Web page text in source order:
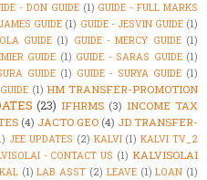
- DON GUIDE (1) GUIDE - FULL MARKS
GUIDE (1) GUIDE - JESVIN GUIDE (1)
GUIDE (1) GUIDE - MERCY GUIDE (1)
GUIDE (1) GUIDE - SARAS GUIDE (1)
GUIDE (1) GUIDE - SURYA GUIDE (1)
(1) HM TRANSFER-PROMOTION
(23) IFHRMS (3) INCOME TAX
(4) JACTO GEO (4) JD TRANSFER-
JEE UPDATES (2) KALVI (1) KALVI TV_2
- CONTACT US (1) KALVISOLAI
(1) LAB ASST (2) LEAVE (1) LOAN (1)